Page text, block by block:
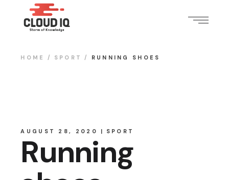
HOME SPORT RUNNING SHOES
AUGUST 28, 2020 SPORT
Running